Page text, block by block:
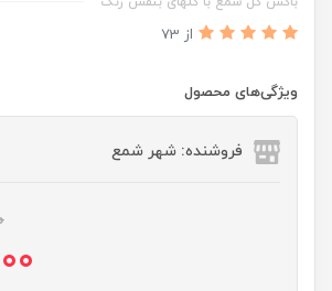
از 73
ویژگی‌های محصول
فروشنده: شهر شمع